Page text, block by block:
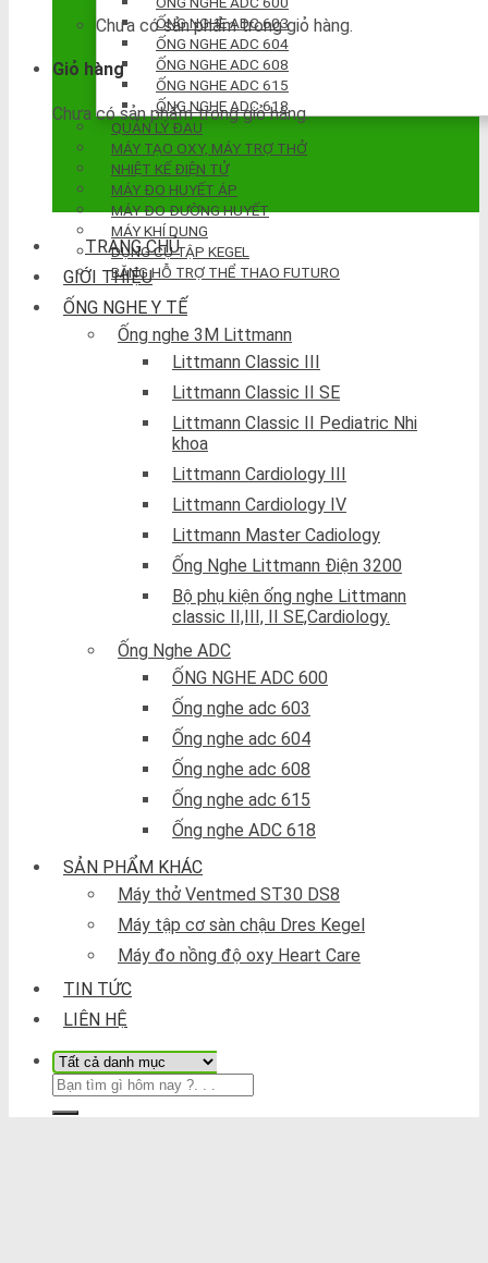
Chưa có sản phẩm trong giỏ hàng.
Giỏ hàng
Chưa có sản phẩm trong giỏ hàng.
ỐNG NGHE ADC 603
ỐNG NGHE ADC 604
ỐNG NGHE ADC 608
ỐNG NGHE ADC 615
ỐNG NGHE ADC 618
QUẢN LÝ ĐAU
MÁY TẠO OXY, MÁY TRỢ THỞ
NHIỆT KẾ ĐIỆN TỬ
MÁY ĐO HUYẾT ÁP
MÁY ĐO ĐƯỜNG HUYẾT
MÁY KHÍ DUNG
DỤNG CỤ TẬP KEGEL
BĂNG HỖ TRỢ THỂ THAO FUTURO
TRANG CHỦ
GIỚI THIỆU
ỐNG NGHE Y TẾ
Ống nghe 3M Littmann
Littmann Classic III
Littmann Classic II SE
Littmann Classic II Pediatric Nhi
khoa
Littmann Cardiology III
Littmann Cardiology IV
Littmann Master Cadiology
Ống Nghe Littmann Điện 3200
Bộ phụ kiện ống nghe Littmann
classic II,III, II SE,Cardiology.
Ống Nghe ADC
ỐNG NGHE ADC 600
Ống nghe adc 603
Ống nghe adc 604
Ống nghe adc 608
Ống nghe adc 615
Ống nghe ADC 618
SẢN PHẨM KHÁC
Máy thở Ventmed ST30 DS8
Máy tập cơ sàn chậu Dres Kegel
Máy đo nồng độ oxy Heart Care
TIN TỨC
LIÊN HỆ